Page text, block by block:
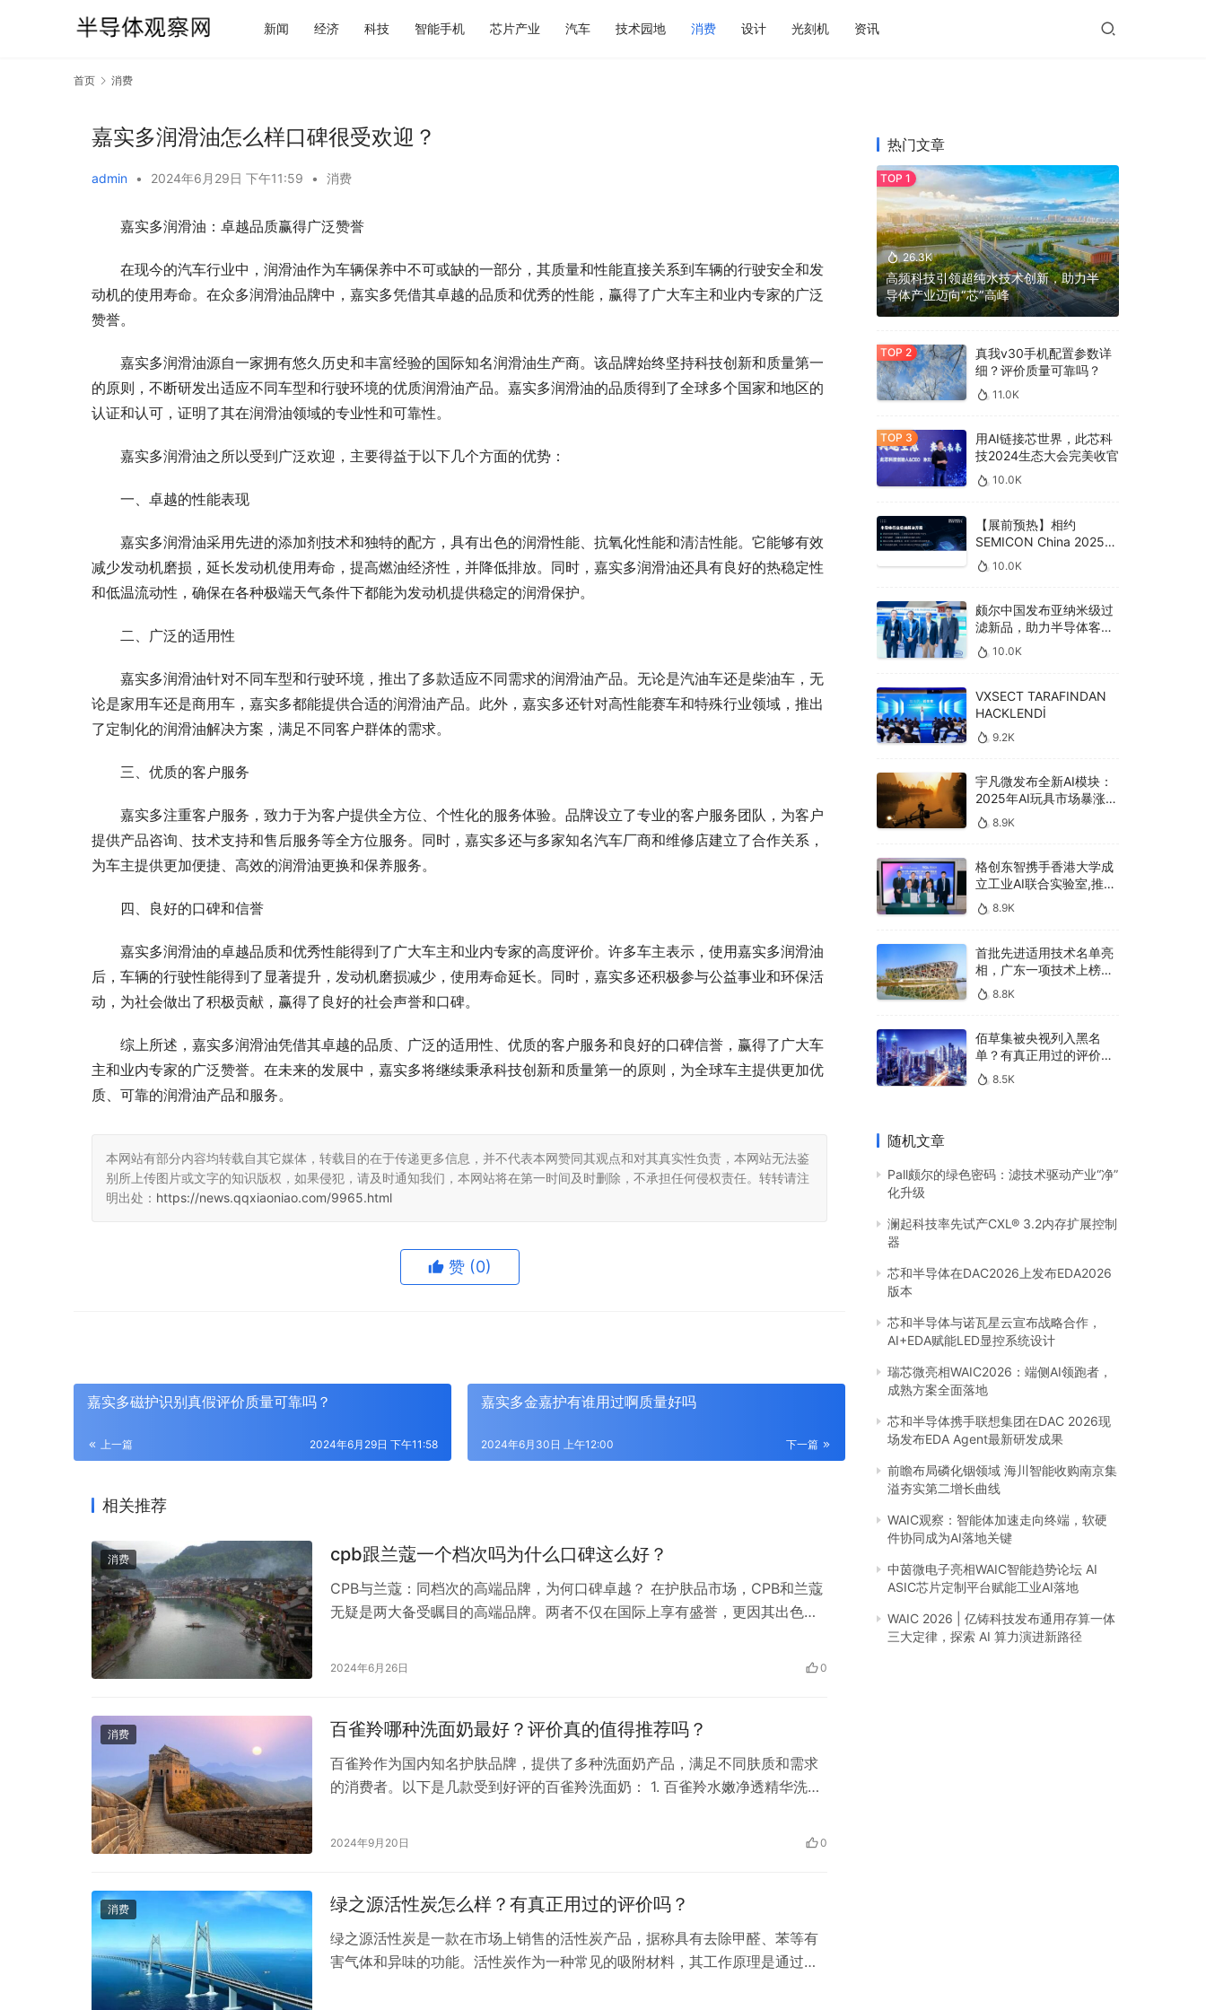
新闻 经济 科技 智能手机 芯片产业 汽车 技术园地 消费 设计 光刻机 资讯
首页 消费
嘉实多润滑油怎么样口碑很受欢迎？
admin • 2024年6月29日 下午11:59 • 消费
嘉实多润滑油：卓越品质赢得广泛赞誉
在现今的汽车行业中，润滑油作为车辆保养中不可或缺的一部分，其质量和性能直接关系到车辆的行驶安全和发
动机的使用寿命。在众多润滑油品牌中，嘉实多凭借其卓越的品质和优秀的性能，赢得了广大车主和业内专家的广泛
赞誉。
嘉实多润滑油源自一家拥有悠久历史和丰富经验的国际知名润滑油生产商。该品牌始终坚持科技创新和质量第一
的原则，不断研发出适应不同车型和行驶环境的优质润滑油产品。嘉实多润滑油的品质得到了全球多个国家和地区的
认证和认可，证明了其在润滑油领域的专业性和可靠性。
嘉实多润滑油之所以受到广泛欢迎，主要得益于以下几个方面的优势：
一、卓越的性能表现
嘉实多润滑油采用先进的添加剂技术和独特的配方，具有出色的润滑性能、抗氧化性能和清洁性能。它能够有效
减少发动机磨损，延长发动机使用寿命，提高燃油经济性，并降低排放。同时，嘉实多润滑油还具有良好的热稳定性
和低温流动性，确保在各种极端天气条件下都能为发动机提供稳定的润滑保护。
二、广泛的适用性
嘉实多润滑油针对不同车型和行驶环境，推出了多款适应不同需求的润滑油产品。无论是汽油车还是柴油车，无
论是家用车还是商用车，嘉实多都能提供合适的润滑油产品。此外，嘉实多还针对高性能赛车和特殊行业领域，推出
了定制化的润滑油解决方案，满足不同客户群体的需求。
三、优质的客户服务
嘉实多注重客户服务，致力于为客户提供全方位、个性化的服务体验。品牌设立了专业的客户服务团队，为客户
提供产品咨询、技术支持和售后服务等全方位服务。同时，嘉实多还与多家知名汽车厂商和维修店建立了合作关系，
为车主提供更加便捷、高效的润滑油更换和保养服务。
四、良好的口碑和信誉
嘉实多润滑油的卓越品质和优秀性能得到了广大车主和业内专家的高度评价。许多车主表示，使用嘉实多润滑油
后，车辆的行驶性能得到了显著提升，发动机磨损减少，使用寿命延长。同时，嘉实多还积极参与公益事业和环保活
动，为社会做出了积极贡献，赢得了良好的社会声誉和口碑。
综上所述，嘉实多润滑油凭借其卓越的品质、广泛的适用性、优质的客户服务和良好的口碑信誉，赢得了广大车
主和业内专家的广泛赞誉。在未来的发展中，嘉实多将继续秉承科技创新和质量第一的原则，为全球车主提供更加优
质、可靠的润滑油产品和服务。
本网站有部分内容均转载自其它媒体，转载目的在于传递更多信息，并不代表本网赞同其观点和对其真实性负责，本网站无法鉴
别所上传图片或文字的知识版权，如果侵犯，请及时通知我们，本网站将在第一时间及时删除，不承担任何侵权责任。转转请注
明出处： https://news.qqxiaoniao.com/9965.html
赞 (0)
嘉实多磁护识别真假评价质量可靠吗？
上一篇 2024年6月29日 下午11:58
嘉实多金嘉护有谁用过啊质量好吗
下一篇
2024年6月30日 上午12:00
相关推荐
消费 cpb跟兰蔻一个档次吗为什么口碑这么好？
CPB与兰蔻：同档次的高端品牌，为何口碑卓越？ 在护肤品市场，CPB和兰蔻
无疑是两大备受瞩目的高端品牌。两者不仅在国际上享有盛誉，更因其出色的
属于同一档次？为何它们的口碑如此卓越呢？ 首先，从品牌背景来看，
2024年6月26日 0
消费 百雀羚哪种洗面奶最好？评价真的值得推荐吗？
百雀羚作为国内知名护肤品牌，提供了多种洗面奶产品，满足不同肤质和需求
的消费者。以下是几款受到好评的百雀羚洗面奶： 1. 百雀羚水嫩净透精华洗面
洁肌肤，同时保护肌肤屏障，适合多种肤质使用，尤其是敏感肌。 2. 百雀羚气
2024年9月20日 0
消费 绿之源活性炭怎么样？有真正用过的评价吗？
绿之源活性炭是一款在市场上销售的活性炭产品，据称具有去除甲醛、苯等有
害气体和异味的功能。活性炭作为一种常见的吸附材料，其工作原理是通过多
热门文章
26.3K
高频科技引领超纯水技术创新，助力半
导体产业迈向“芯”高峰
真我v30手机配置参数详
细？评价质量可靠吗？
11.0K
用AI链接芯世界，此芯科
技2024生态大会完美收官
10.0K
【展前预热】相约
SEMICON China 2025，
德克威尔总线解决方案革
新助力半导体设备高效升
10.0K
颇尔中国发布亚纳米级过
滤新品，助力半导体客户
良率提升
10.0K
VXSECT TARAFINDAN
HACKLENDİ
9.2K
宇凡微发布全新AI模块：
2025年AI玩具市场暴涨
400亿，90%传统厂商的
生死战即将打响
8.9K
格创东智携手香港大学成
立工业AI联合实验室,推进
AMHS智能物料搬运调度
系统研发
8.9K
首批先进适用技术名单亮
相，广东一项技术上榜，
有何独特之处？
8.8K
佰草集被央视列入黑名
单？有真正用过的评价
吗？8.5K
随机文章
Pall颇尔的绿色密码：滤技术驱动产业“净”
化升级
澜起科技率先试产CXL® 3.2内存扩展控制
器
芯和半导体在DAC2026上发布EDA2026
版本
芯和半导体与诺瓦星云宣布战略合作，
AI+EDA赋能LED显控系统设计
瑞芯微亮相WAIC2026：端侧AI领跑者，
成熟方案全面落地
芯和半导体携手联想集团在DAC 2026现
场发布EDA Agent最新研发成果
前瞻布局磷化铟领域 海川智能收购南京集
溢夯实第二增长曲线
WAIC观察：智能体加速走向终端，软硬
件协同成为AI落地关键
中茵微电子亮相WAIC智能趋势论坛 AI
ASIC芯片定制平台赋能工业AI落地
WAIC 2026 | 亿铸科技发布通用存算一体
三大定律，探索 AI 算力演进新路径